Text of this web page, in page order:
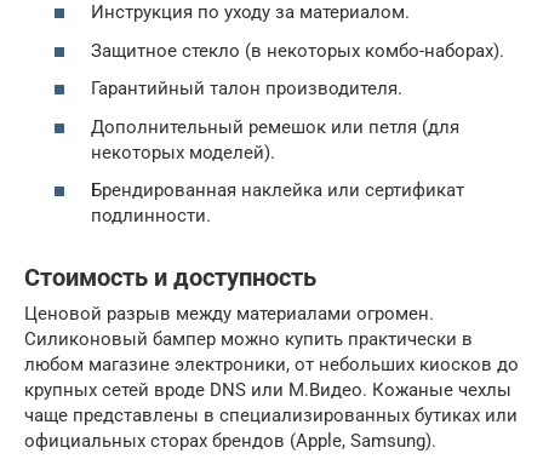
Инструкция по уходу за материалом.
Защитное стекло (в некоторых комбо-наборах).
Гарантийный талон производителя.
Дополнительный ремешок или петля (для
некоторых моделей).
Брендированная наклейка или сертификат
подлинности.
Стоимость и доступность
Ценовой разрыв между материалами огромен.
Силиконовый бампер можно купить практически в
любом магазине электроники, от небольших киосков до
крупных сетей вроде DNS или М.Видео. Кожаные чехлы
чаще представлены в специализированных бутиках или
официальных сторах брендов (Apple, Samsung).